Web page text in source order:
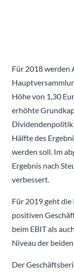
Für 2018 werden
Höhe von 1,30
erhöhte
Dividendenpolitik
Hälfte des
werden soll. Im
Ergebnis nach
verbessert.
Für 2019 geht
positiven
beim EBIT als
Niveau der
Der